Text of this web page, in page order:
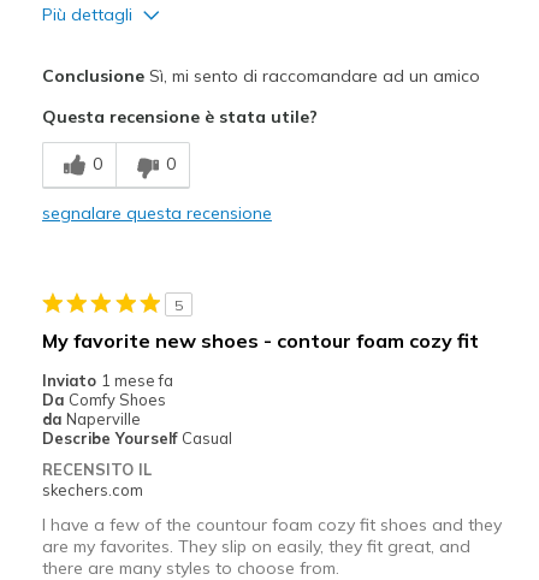
Più dettagli
Comfortable
Stylish
Travel
Width
Sizing
View On Shoes
Shoes are for Wearing
ConclusioneSì, mi sento di raccomandare ad un amico
Questa recensione è stata utile?
0 0
segnalare questa recensione
5
My favorite new shoes - contour foam cozy fit
Inviato 1 mese fa
Da Comfy Shoes
da Naperville
Describe Yourself Casual
RECENSITO IL
skechers.com
I have a few of the countour foam cozy fit shoes and they
are my favorites. They slip on easily, they fit great, and
there are many styles to choose from.